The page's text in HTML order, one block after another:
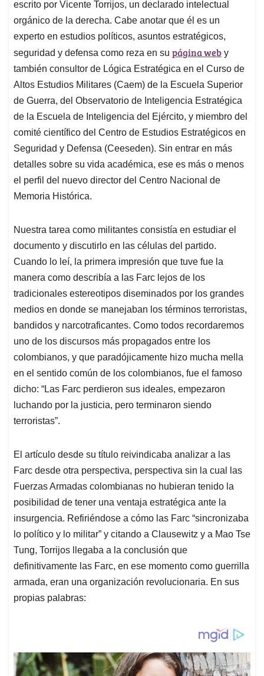
escrito por Vicente Torrijos, un declarado intelectual
orgánico de la derecha. Cabe anotar que él es un
experto en estudios políticos, asuntos estratégicos,
seguridad y defensa como reza en su página web y
también consultor de Lógica Estratégica en el Curso de
Altos Estudios Militares (Caem) de la Escuela Superior
de Guerra, del Observatorio de Inteligencia Estratégica
de la Escuela de Inteligencia del Ejército, y miembro del
comité científico del Centro de Estudios Estratégicos en
Seguridad y Defensa (Ceeseden). Sin entrar en más
detalles sobre su vida académica, ese es más o menos
el perfil del nuevo director del Centro Nacional de
Memoria Histórica.
Nuestra tarea como militantes consistía en estudiar el
documento y discutirlo en las células del partido.
Cuando lo leí, la primera impresión que tuve fue la
manera como describía a las Farc lejos de los
tradicionales estereotipos diseminados por los grandes
medios en donde se manejaban los términos terroristas,
bandidos y narcotraficantes. Como todos recordaremos
uno de los discursos más propagados entre los
colombianos, y que paradójicamente hizo mucha mella
en el sentido común de los colombianos, fue el famoso
dicho: “Las Farc perdieron sus ideales, empezaron
luchando por la justicia, pero terminaron siendo
terroristas”.
El artículo desde su título reivindicaba analizar a las
Farc desde otra perspectiva, perspectiva sin la cual las
Fuerzas Armadas colombianas no hubieran tenido la
posibilidad de tener una ventaja estratégica ante la
insurgencia. Refiriéndose a cómo las Farc “sincronizaba
lo político y lo militar” y citando a Clausewitz y a Mao Tse
Tung, Torrijos llegaba a la conclusión que
definitivamente las Farc, en ese momento como guerrilla
armada, eran una organización revolucionaria. En sus
propias palabras: